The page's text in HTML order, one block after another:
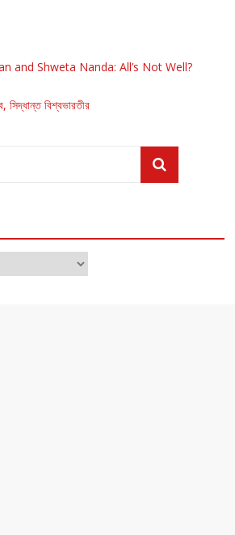
and Shweta Nanda: All’s Not Well?
বিশ্বভারতীর